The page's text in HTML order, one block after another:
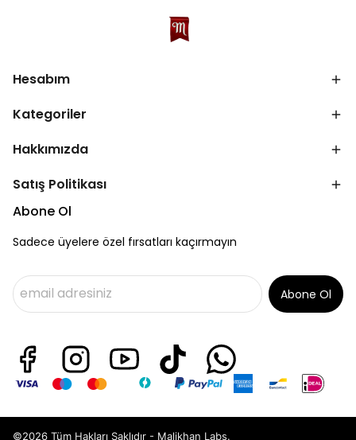
Hesabım
Kategoriler
Hakkımızda
Satış Politikası
Abone Ol
Sadece üyelere özel fırsatları kaçırmayın
Abone Ol
©2026 Tüm Hakları Saklıdır - Malikhan Labs.